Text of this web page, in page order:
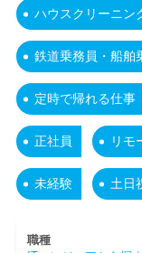
ハウスクリーニン
鉄道乗務員・船舶
定時で帰れる仕事
正社員 リモ
未経験 土日
職種